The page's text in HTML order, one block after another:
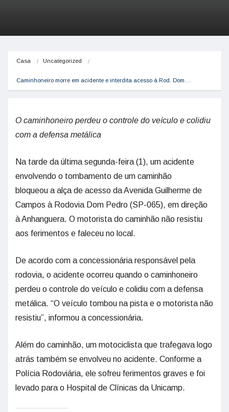
Casa Uncategorized
Caminhoneiro morre em acidente e interdita acesso à Rod. Dom…
O caminhoneiro perdeu o controle do veículo e colidiu
com a defensa metálica
Na tarde da última segunda-feira (1), um acidente
envolvendo o tombamento de um caminhão
bloqueou a alça de acesso da Avenida Guilherme de
Campos à Rodovia Dom Pedro (SP-065), em direção
à Anhanguera. O motorista do caminhão não resistiu
aos ferimentos e faleceu no local.
De acordo com a concessionária responsável pela
rodovia, o acidente ocorreu quando o caminhoneiro
perdeu o controle do veículo e colidiu com a defensa
metálica. “O veículo tombou na pista e o motorista não
resistiu”, informou a concessionária.
Além do caminhão, um motociclista que trafegava logo
atrás também se envolveu no acidente. Conforme a
Polícia Rodoviária, ele sofreu ferimentos graves e foi
levado para o Hospital de Clínicas da Unicamp.